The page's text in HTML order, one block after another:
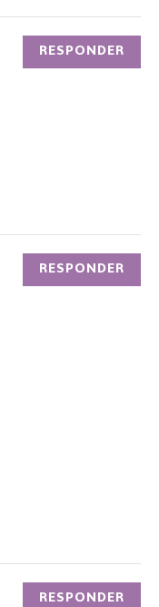
RESPONDER
RESPONDER
RESPONDER